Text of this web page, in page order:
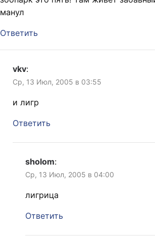
манул
Ответить
vkv:
Ср, 13 Июл, 2005 в 03:55
и лигр
Ответить
sholom:
Ср, 13 Июл, 2005 в 04:00
лигрица
Ответить